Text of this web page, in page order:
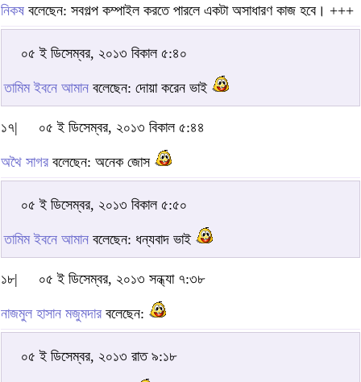
নিকষ বলেছেন: সবগল্প কম্পাইল করতে পারলে একটা অসাধারণ কাজ হবে। +++
০৫ ই ডিসেম্বর, ২০১৩ বিকাল ৫:৪০
তামিম ইবনে আমান বলেছেন: দোয়া করেন ভাই
১৭| ০৫ ই ডিসেম্বর, ২০১৩ বিকাল ৫:৪৪
অথৈ সাগর বলেছেন: অনেক জোস
০৫ ই ডিসেম্বর, ২০১৩ বিকাল ৫:৫০
তামিম ইবনে আমান বলেছেন: ধন্যবাদ ভাই
১৮| ০৫ ই ডিসেম্বর, ২০১৩ সন্ধ্যা ৭:৩৮
নাজমুল হাসান মজুমদার বলেছেন:
০৫ ই ডিসেম্বর, ২০১৩ রাত ৯:১৮